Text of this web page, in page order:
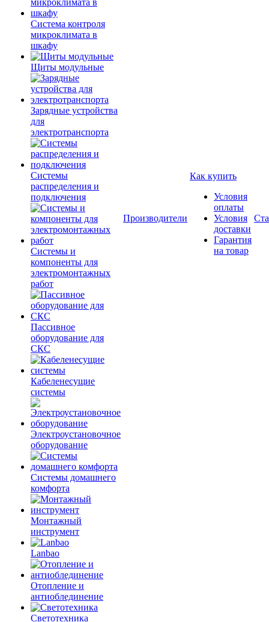
Система контроля
микроклимата в
шкафу
Щиты модульные
Зарядные устройства
для
электротранспорта
Системы
распределения и
подключения
Системы и
компоненты для
электромонтажных
работ
Пассивное
оборудование для
СКС
Кабеленесущие
системы
Электроустановочное
оборудование
Системы домашнего
комфорта
Монтажный
инструмент
Lanbao
Отопление и
антиоблединение
Светотехника
Производители
Как купить
Условия
оплаты
Условия
доставки
Гарантия
на товар